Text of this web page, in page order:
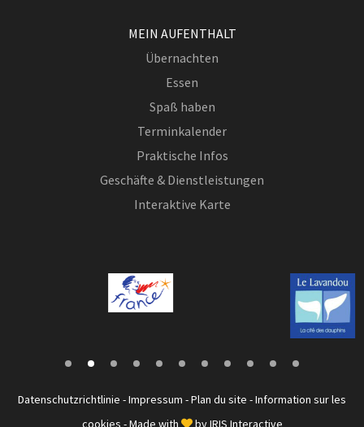
MEIN AUFENTHALT
Übernachten
Essen
Spaß haben
Terminkalender
Praktische Infos
Geschäfte & Dienstleistungen
Interaktive Karte
Datenschutzrichtlinie -Impressum -Plan du site -Information sur les
cookies - Made with byIRIS Interactive